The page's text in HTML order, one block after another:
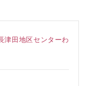
津田地区センターわ